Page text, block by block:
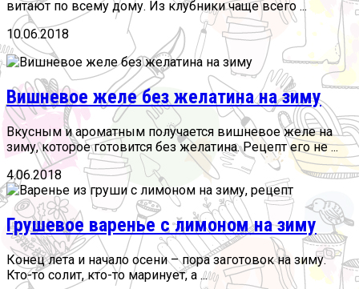
витают по всему дому. Из клубники чаще всего ...
10.06.2018
Вишневое желе без желатина на зиму
Вкусным и ароматным получается вишневое желе на
зиму, которое готовится без желатина. Рецепт его не ...
4.06.2018
Грушевое варенье с лимоном на зиму
Конец лета и начало осени – пора заготовок на зиму.
Кто-то солит, кто-то маринует, а ...